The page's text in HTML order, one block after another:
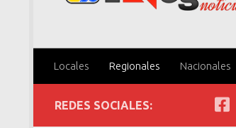
Locales Regionales Nacionales
REDES SOCIALES: